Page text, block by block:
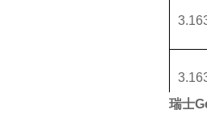
瑞士